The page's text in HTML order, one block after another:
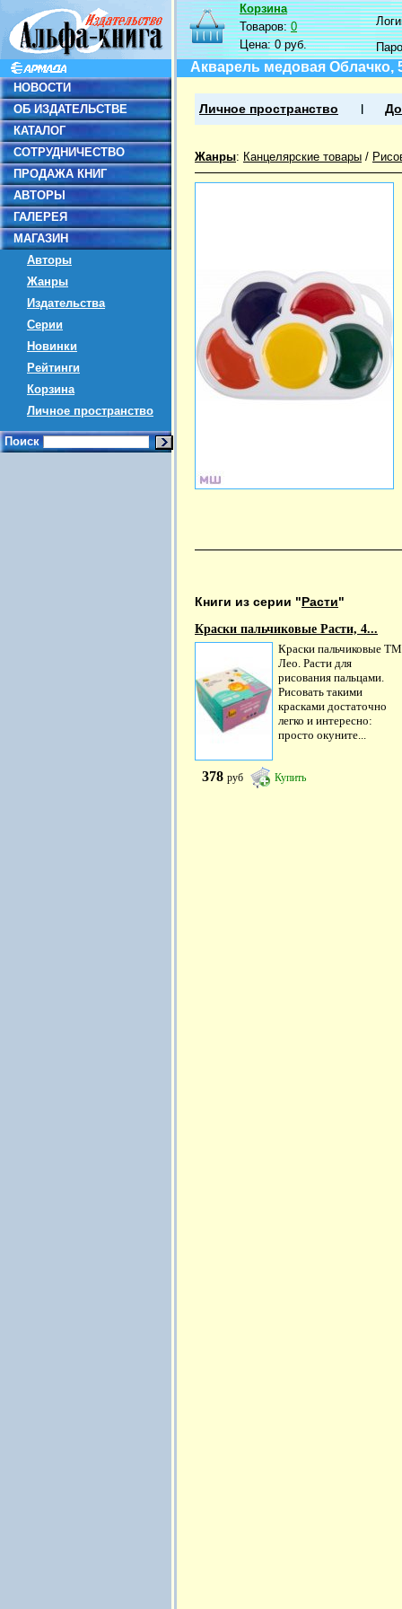
НОВОСТИ
ОБ ИЗДАТЕЛЬСТВЕ
КАТАЛОГ
СОТРУДНИЧЕСТВО
ПРОДАЖА КНИГ
АВТОРЫ
ГАЛЕРЕЯ
МАГАЗИН
Авторы
Жанры
Издательства
Серии
Новинки
Рейтинги
Корзина
Личное пространство
Поиск
Корзина
Товаров:0
Цена:0 руб.
Акварель медовая Облачко,
Личное пространство
Жанры: Канцелярские товары /
Книги из серии "Расти"
Краски пальчиковые Расти, 4...
Краски пальчиковые ТМ
Лео. Расти для
рисования пальцами.
Рисовать такими
красками достаточно
легко и интересно:
просто окуните...
378 руб Купить